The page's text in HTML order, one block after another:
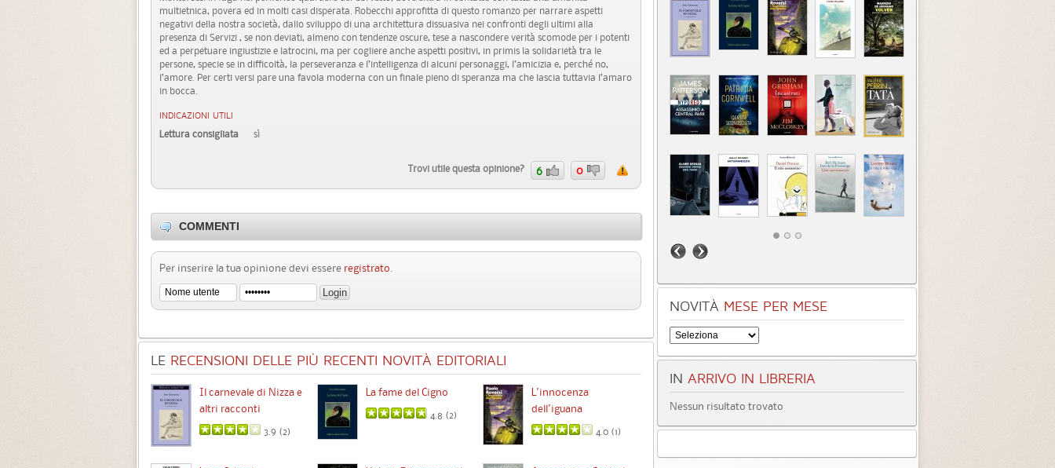
multietnica, povera ed in molti casi disperata. Robecchi approfitta di questo romanzo per narrare aspetti
negativi della nostra società, dallo sviluppo di una architettura dissuasiva nei confronti degli ultimi alla
presenza di Servizi , se non deviati, almeno con tendenze oscure, tese a nascondere verità scomode per i potenti
ed a perpetuare ingiustizie e latrocini, ma per cogliere anche aspetti positivi, in primis la solidarietà tra le
persone, specie se in difficoltà, la perseveranza e l’intelligenza di alcuni personaggi, l’amicizia e, perché no,
l’amore. Per certi versi pare una favola moderna con un finale pieno di speranza ma che lascia tuttavia l’amaro
in bocca.
INDICAZIONI UTILI
Lettura consigliata sì
Trovi utile questa opinione? 6 0
COMMENTI
Per inserire la tua opinione devi essere registrato
LE RECENSIONI DELLE PIÙ RECENTI NOVITÀ EDITORIALI
Il carnevale di Nizza e
altri racconti
3.9 (2)
La fame del Cigno
4.8 (2)
L'innocenza
dell'iguana
4.0 (1)
Identità sconosciuta Incastrati
NOVITÀ MESE PER MESE
IN ARRIVO IN LIBRERIA
Nessun risultato trovato